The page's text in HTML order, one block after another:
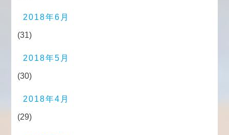
2018年6月
(31)
2018年5月
(30)
2018年4月
(29)